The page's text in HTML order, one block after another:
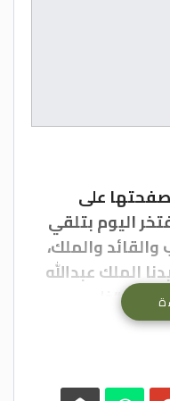
صفحتها على
اليوم بتلقي
والملك،
الملك عبدالله
“خلي
الله”.
وخلي المعنوية